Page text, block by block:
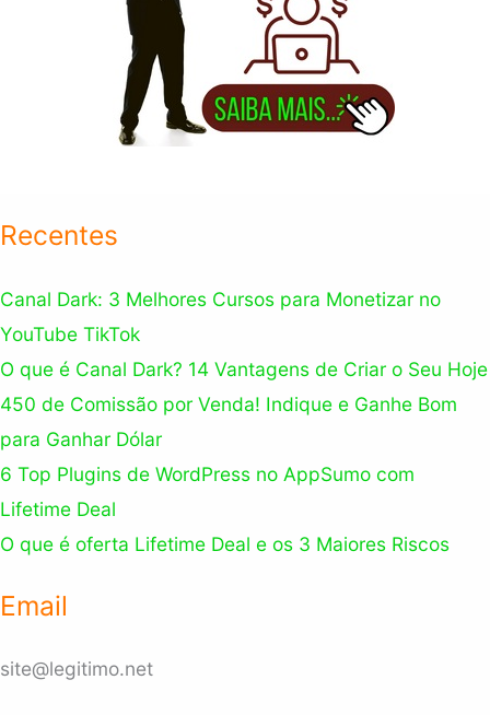
Recentes
Canal Dark: 3 Melhores Cursos para Monetizar no
YouTube TikTok
O que é Canal Dark? 14 Vantagens de Criar o Seu Hoje
450 de Comissão por Venda! Indique e Ganhe Bom
para Ganhar Dólar
6 Top Plugins de WordPress no AppSumo com
Lifetime Deal
O que é oferta Lifetime Deal e os 3 Maiores Riscos
Email
site@legitimo.net